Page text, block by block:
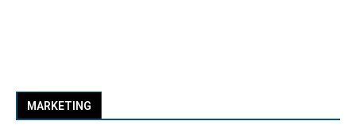
MARKETING